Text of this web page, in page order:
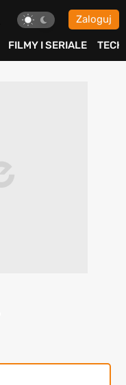
Zaloguj
FILMY I SERIALE TECH